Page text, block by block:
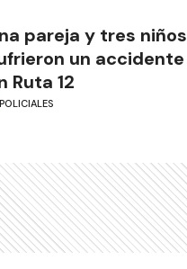
pareja y tres niños
un accidente
Ruta 12
POLICIALES